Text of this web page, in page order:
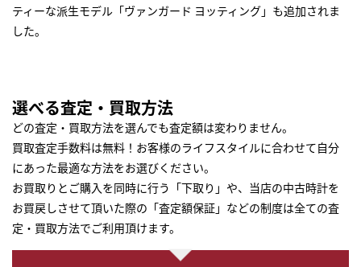
ティーな派生モデル「ヴァンガード ヨッティング」も追加されま
した。
選べる査定・買取方法
どの査定・買取方法を選んでも査定額は変わりません。
買取査定手数料は無料！お客様のライフスタイルに合わせて自分
にあった最適な方法をお選びください。
お買取りとご購入を同時に行う「下取り」や、当店の中古時計を
お買戻しさせて頂いた際の「査定額保証」などの制度は全ての査
定・買取方法でご利用頂けます。